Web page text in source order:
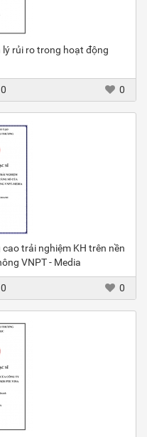
lý rủi ro trong hoạt động
0 0
trải nghiệm KH trên nền
VNPT - Media
0 0